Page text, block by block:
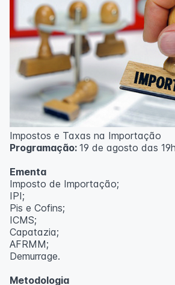
Impostos e Taxas na Importação
Programação: 19 de agosto das
Ementa
Imposto de Importação;
IPI;
Pis e Cofins;
ICMS;
Capatazia;
AFRMM;
Demurrage.
Metodologia